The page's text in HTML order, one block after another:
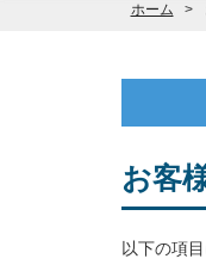
ホーム
お客
以下の項